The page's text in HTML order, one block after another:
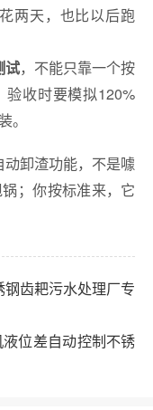
两天，也比以后跑
试，不能只靠一个按
验收时要模拟120%
。
卸渣功能，不是噱
；你按标准来，它
齿耙污水处理厂专
位差自动控制不锈